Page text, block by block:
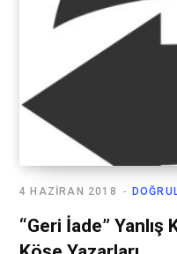
4 HAZIRAN 2018
“Geri İade” Yanlış